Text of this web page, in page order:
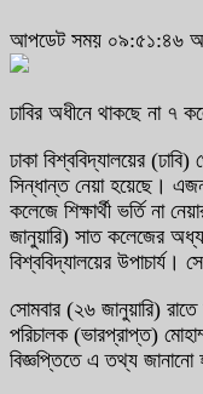
আপডেট সময় ০৯:৫১:৪৬
ঢাবির অধীনে থাকছে না ৭
ঢাকা বিশ্ববিদ্যালয়ের
সিন্ধান্ত নেয়া হয়েছে।
কলেজে শিক্ষার্থী ভর্তি না
জানুয়ারি) সাত কলেজের
বিশ্ববিদ্যালয়ের
সোমবার (২৬ জানুয়ারি)
পরিচালক (ভারপ্রাপ্ত)
বিজ্ঞপ্তিতে এ তথ্য জানানো